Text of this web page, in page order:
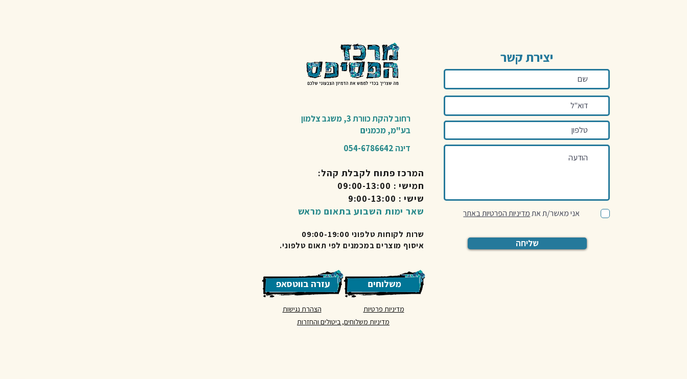
רחוב להקת כוורת 3,
משגב צלמון
בע"מ,מכמנים​
דינה 054-6786642
המרכז פתוח לקבלת קהל:
חמישי : 09:00-13:00
שישי : 9:00-13:00
שאר ימות השבוע בתאום מראש
שרות לקוחות טלפוני 09:00-19:00
איסוף מוצרים במכמנים לפי תאום טלפוני.
משלוחים עזרה בווטסאפ
מדיניות פרטיות
הצהרת נגישות
מדיניות משלוחים, ביטולים והחזרות
יצירת קשר
אני מאשר/ת את מדיניות הפרטיות באתר
שליחה